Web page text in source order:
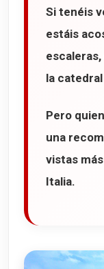
Si tenéis
estáis
la
Pero
una
vistas
Italia.